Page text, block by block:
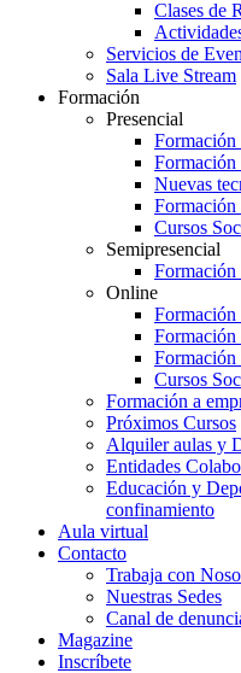
Clases de
Servicios de
Sala Live Stream
Formación
Presencial
Formación
Formación
Nuevas
Formación
Cursos
Semipresencial
Online
Formación
Formación
Cursos
Formación a
Próximos Cursos
Alquiler aulas y
Entidades
Educación y
confinamiento
Aula virtual
Contacto
Trabaja con
Nuestras Sedes
Canal de
Magazine
Inscríbete